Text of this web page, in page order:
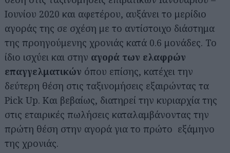
Ιουνίου 2020 και αφετέρου, αυξάνει το μερίδιο
αγοράς της σε σχέση με το αντίστοιχο διάστημα
της προηγούμενης χρονιάς κατά 0.6 μονάδες. Το
ίδιο ισχύει και στην αγορά των ελαφρών
επαγγελματικών όπου επίσης, κατέχει την
δεύτερη θέση στις ταξινομήσεις εξαιρώντας τα
Pick Up. Και βεβαίως, διατηρεί την κυριαρχία της
στις εταιρικές πωλήσεις καταλαμβάνοντας την
πρώτη θέση στην αγορά για το πρώτο εξάμηνο
της χρονιάς.